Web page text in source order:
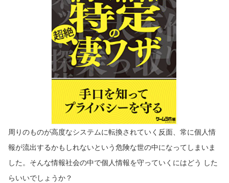
周りのものが高度なシステムに転換されていく反面、常に個人情
報が流出するかもしれないという危険な世の中になってしまいま
した。そんな情報社会の中で個人情報を守っていくにはどう した
らいいでしょうか？